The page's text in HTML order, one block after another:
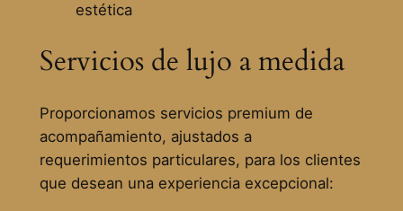
estética
Servicios de lujo a medida
Proporcionamos servicios premium de
acompañamiento, ajustados a
requerimientos particulares, para los clientes
que desean una experiencia excepcional: